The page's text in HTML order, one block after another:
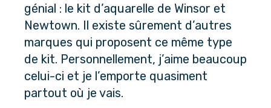
génial : le kit d’aquarelle de Winsor et
Newtown. Il existe sûrement d’autres
marques qui proposent ce même type
de kit. Personnellement, j’aime beaucoup
celui-ci et je l’emporte quasiment
partout où je vais.